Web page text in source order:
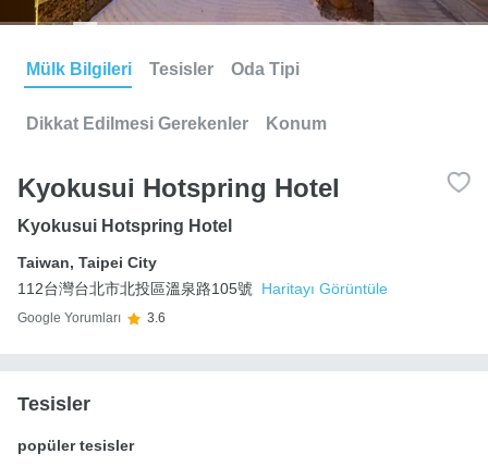
Mülk Bilgileri Tesisler Oda Tipi
Dikkat Edilmesi Gerekenler Konum
Kyokusui Hotspring Hotel
Kyokusui Hotspring Hotel
Taiwan, Taipei City
112台灣台北市北投區溫泉路105號
Haritayı Görüntüle
Google Yorumları 3.6
Tesisler
popüler tesisler